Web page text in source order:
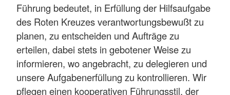
Führung bedeutet, in Erfüllung der Hilfsaufgabe
des Roten Kreuzes verantwortungsbewußt zu
planen, zu entscheiden und Aufträge zu
erteilen, dabei stets in gebotener Weise zu
informieren, wo angebracht, zu delegieren und
unsere Aufgabenerfüllung zu kontrollieren. Wir
pflegen einen kooperativen Führungsstil, der